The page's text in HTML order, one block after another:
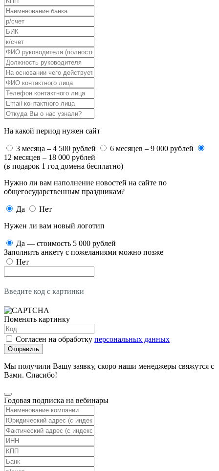
На какой период нужен сайт
3 месяца – 4 500 рублей
6 месяцев – 9 000 рублей
12 месяцев – 18 000 рублей
(в подарок 1 год домена бесплатно)
Нужно ли вам наполнение новостей на сайте по
общегосударственным праздникам?
Да
Нет
Нужен ли вам новый логотип
Да — стоимость 5 000 рублей
Заполнить анкету с пожеланиями можно позже
Нет
Введите код с картинки
Поменять картинку
Согласен на обработку персональных данных
Отправить
Мы получили Вашу заявку, скоро наши менеджеры свяжутся с
Вами. Спасибо!
Годовая подписка на вебинары